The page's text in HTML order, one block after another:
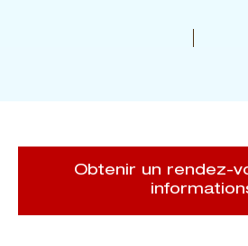
Obtenir un rendez-